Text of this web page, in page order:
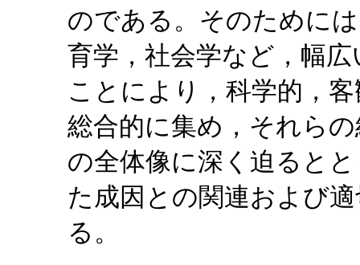
のである。そのために
育学，社会学など，幅
ことにより，科学的，
総合的に集め，それら
の全体像に深く迫ると
た成因との関連および
る。